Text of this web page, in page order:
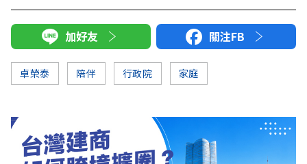
加好友 關注FB
卓榮泰 陪伴 行政院 家庭